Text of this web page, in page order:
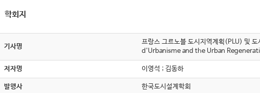
학회지
기사명
프랑스 그르노블 도시지역계획(PLU) 및
d'Urbanisme and the Urban
저자명 이영석 ; 김동하
발행사 한국도시설계학회